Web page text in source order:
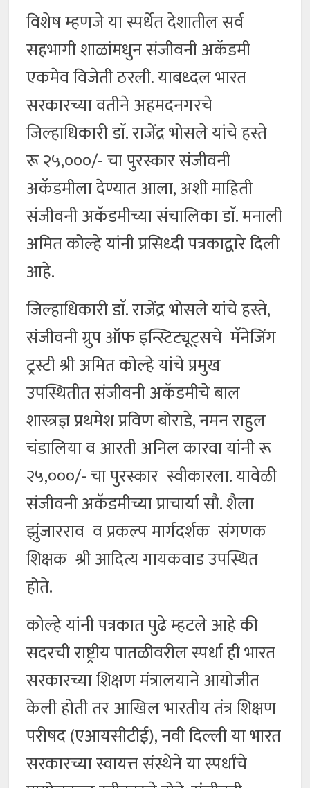
विशेष म्हणजे या स्पर्धेत देशातील सर्व
सहभागी शाळांमधुन संजीवनी अकॅडमी
एकमेव विजेती ठरली. याबध्दल भारत
सरकारच्या वतीने अहमदनगरचे
जिल्हाधिकारी डाॅ. राजेंद्र भोसले यांचे हस्ते
रू २५,०००/- चा पुरस्कार संजीवनी
अकॅडमीला देण्यात आला, अशी माहिती
संजीवनी अकॅडमीच्या संचालिका डाॅ. मनाली
अमित कोल्हे यांनी प्रसिध्दी पत्रकाद्वारे दिली
आहे.
जिल्हाधिकारी डाॅ. राजेंद्र भोसले यांचे हस्ते,
संजीवनी ग्रुप ऑफ इन्स्टिट्यूट्सचे मॅनेजिंग
ट्रस्टी श्री अमित कोल्हे यांचे प्रमुख
उपस्थितीत संजीवनी अकॅडमीचे बाल
शास्त्रज्ञ प्रथमेश प्रविण बोराडे, नमन राहुल
चंडालिया व आरती अनिल कारवा यांनी रू
२५,०००/- चा पुरस्कार स्वीकारला. यावेळी
संजीवनी अकॅडमीच्या प्राचार्या सौ. शैला
झुंजारराव व प्रकल्प मार्गदर्शक संगणक
शिक्षक श्री आदित्य गायकवाड उपस्थित
होते.
कोल्हे यांनी पत्रकात पुढे म्हटले आहे की
सदरची राष्ट्रीय पातळीवरील स्पर्धा ही भारत
सरकारच्या शिक्षण मंत्रालयाने आयोजीत
केली होती तर आखिल भारतीय तंत्र शिक्षण
परीषद (एआयसीटीई), नवी दिल्ली या भारत
सरकारच्या स्वायत्त संस्थेने या स्पर्धांचे